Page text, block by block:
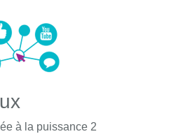
à la puissance 2